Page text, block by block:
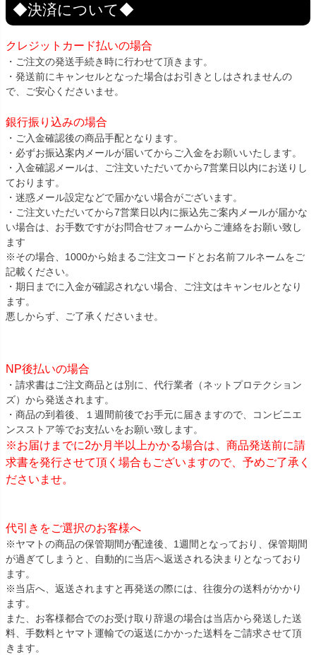
◆決済について◆
クレジットカード払いの場合
・ご注文の発送手続き時に行わせて頂きます。
・発送前にキャンセルとなった場合はお引きとしはされませんの
で、ご安心くださいませ。
銀行振り込みの場合
・ご入金確認後の商品手配となります。
・必ずお振込案内メールが届いてからご入金をお願いいたします。
・入金確認メールは、ご注文いただいてから7営業日以内にお送りし
ております。
・迷惑メール設定などで届かない場合がございます。
・ご注文いただいてから7営業日以内に振込先ご案内メールが届かな
い場合は、お手数ですがお問合せフォームからご連絡をお願い致し
ます
※その場合、1000から始まるご注文コードとお名前フルネームをご
記載ください。
・期日までに入金が確認されない場合、ご注文はキャンセルとなり
ます。
悪しからず、ご了承くださいませ。
NP後払いの場合
・請求書はご注文商品とは別に、代行業者（ネットプロテクション
ズ）から発送されます。
・商品の到着後、１週間前後でお手元に届きますので、コンビニエ
ンスストア等でお支払いをお願い致します。
※お届けまでに2か月半以上かかる場合は、商品発送前に請
求書を発行させて頂く場合もございますので、予めご了承く
ださいませ。
代引きをご選択のお客様へ
※ヤマトの商品の保管期間が配達後、1週間となっており、保管期間
が過ぎてしまうと、自動的に当店へ返送される決まりとなっており
ます。
※当店へ、返送されますと再発送の際には、往復分の送料がかかり
ます。
また、お客様都合でのお受け取り辞退の場合は当店から発送した送
料、手数料とヤマト運輸での返送にかかった送料をご請求させて頂
きます。